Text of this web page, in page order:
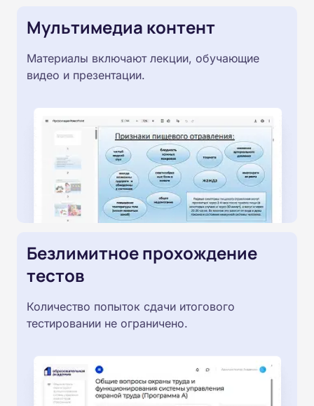
Мультимедиа контент
Материалы включают лекции, обучающие
видео и презентации.
Безлимитное прохождение
тестов
Количество попыток сдачи итогового
тестировании не ограничено.